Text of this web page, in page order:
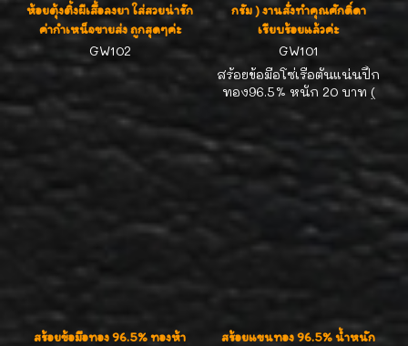
ห้อยตุ้งติ้งผีเสื้อลงยา ใส่สวยน่ารัก
ค่ากำเหน็จขายส่ง ถูกสุดๆค่ะ
GW102
กรัม ) งานสั่งทำคุณศักดิ์ดา
เรียบร้อยแล้วค่ะ
GW101
สร้อยข้อมือโซ่เรือตันแน่นปึ้ก
ทอง96.5% หนัก 20 บาท (
( 8" ) งานสั่งทำคุณศักดิ์ดา
เสร็จเรียบร้อยแล้วค่ะ ใส่แล้ว
ป๋ายังเรียกพี่ค่ะ 5555 รับสั่ง
ทำทุกน้ำหนัก ทุกขนาดตาม
ความพอใจค่ะ
สร้อยข้อมือทอง 96.5% ทองห้า
สร้อยแขนทอง 96.5% น้ำหนัก